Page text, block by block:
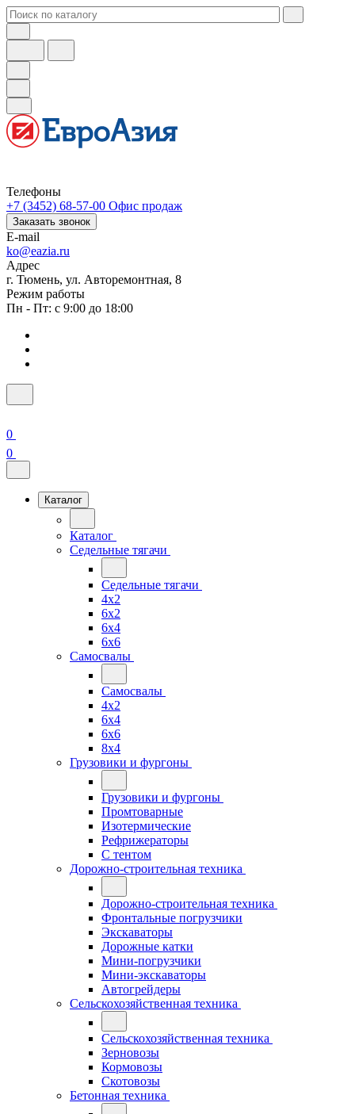
Телефоны
+7 (3452) 68-57-00 Офис продаж
Заказать звонок
E-mail
ko@eazia.ru
Адрес
г. Тюмень, ул. Авторемонтная, 8
Режим работы
Пн - Пт: с 9:00 до 18:00
0
0
Каталог
Каталог
Седельные тягачи
Седельные тягачи
4x2
6x2
6x4
6x6
Самосвалы
Самосвалы
4x2
6x4
6x6
8x4
Грузовики и фургоны
Грузовики и фургоны
Промтоварные
Изотермические
Рефрижераторы
С тентом
Дорожно-строительная техника
Дорожно-строительная техника
Фронтальные погрузчики
Экскаваторы
Дорожные катки
Мини-погрузчики
Мини-экскаваторы
Автогрейдеры
Сельскохозяйственная техника
Сельскохозяйственная техника
Зерновозы
Кормовозы
Скотовозы
Бетонная техника